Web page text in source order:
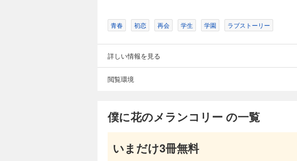
青春 初恋 再会 学生 学園 ラブストーリー
詳しい情報を見る
閲覧環境
僕に花のメランコリー の一覧
いまだけ3冊無料